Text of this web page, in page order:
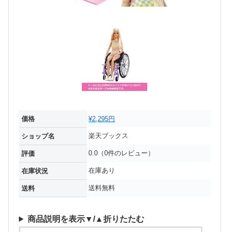
価格 ¥2,295円
ショップ名 楽天ブックス
評価 0.0（0件のレビュー）
在庫状況 在庫あり
送料 送料無料
商品説明を表示▼/▲折りたたむ